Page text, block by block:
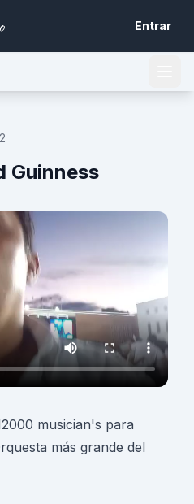
Entrar
Guinness
musician's para
más grande del